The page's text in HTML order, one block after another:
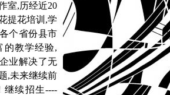
室,历经近20
提花培训,学
个省份县市
的教学经验,
业解决了无
,未来继续前
继续招生----